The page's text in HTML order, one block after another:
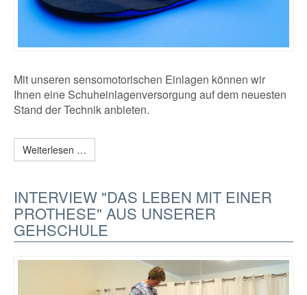
Mit unseren sensomotorischen Einlagen können wir
Ihnen eine Schuheinlagenversorgung auf dem neuesten
Stand der Technik anbieten.
Weiterlesen …
INTERVIEW "DAS LEBEN MIT EINER
PROTHESE" AUS UNSERER
GEHSCHULE